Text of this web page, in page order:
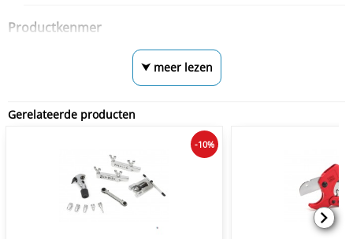
Productkenmer
⮟ meer lezen
Gerelateerde producten
-10%